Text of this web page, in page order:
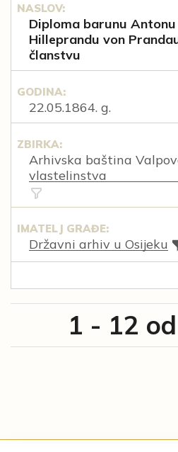
NASLOV:
Diploma barunu
Hilleprandu von
članstvu
GODINA:
22.05.1864. g.
ZBIRKA:
Arhivska baština
vlastelinstva
IMATELJ GRAĐE:
Državni arhiv u Osijeku
1 - 12